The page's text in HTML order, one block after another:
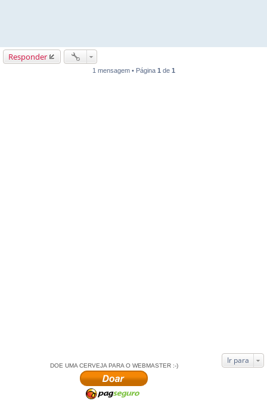
Responder
1 mensagem • Página 1 de 1
Ir para
DOE UMA CERVEJA PARA O WEBMASTER :-)